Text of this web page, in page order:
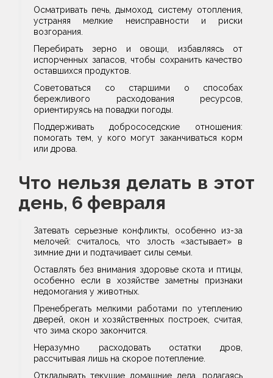
Осматривать печь, дымоход, систему отопления,
устраняя мелкие неисправности и риски
возгорания.
Перебирать зерно и овощи, избавляясь от
испорченных запасов, чтобы сохранить качество
оставшихся продуктов.
Советоваться со старшими о способах
бережливого расходования ресурсов,
ориентируясь на повадки погоды.
Поддерживать добрососедские отношения:
помогать тем, у кого могут заканчиваться корм
или дрова.
Что нельзя делать в этот
день, 6 февраля
Затевать серьезные конфликты, особенно из-за
мелочей: считалось, что злость «застывает» в
зимние дни и подтачивает силы семьи.
Оставлять без внимания здоровье скота и птицы,
особенно если в хозяйстве заметны признаки
недомогания у животных.
Пренебрегать мелкими работами по утеплению
дверей, окон и хозяйственных построек, считая,
что зима скоро закончится.
Неразумно расходовать остатки дров,
рассчитывая лишь на скорое потепление.
Откладывать текущие домашние дела, полагаясь